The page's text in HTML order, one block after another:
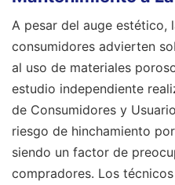
A pesar del auge estético,
consumidores advierten
al uso de materiales
estudio independiente
de Consumidores y
riesgo de hinchamiento
siendo un factor de
compradores. Los